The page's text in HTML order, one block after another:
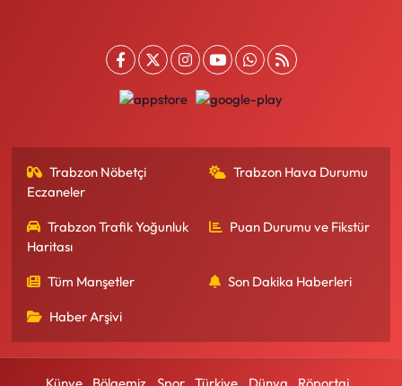
Trabzon Nöbetçi
Eczaneler
Trabzon Hava Durumu
Trabzon Trafik Yoğunluk
Haritası
Puan Durumu ve Fikstür
Tüm Manşetler Son Dakika Haberleri
Haber Arşivi